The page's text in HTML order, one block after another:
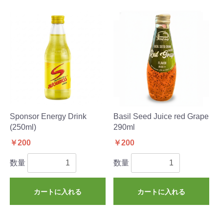
Sponsor Energy Drink
(250ml)
￥200
数量
カートに入れる
Basil Seed Juice red Grape
290ml
￥200
数量
カートに入れる